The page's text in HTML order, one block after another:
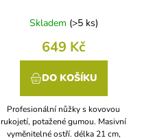
Skladem (>5 ks)
649 Kč
DO KOŠÍKU
Profesionální nůžky s kovovou
rukojetí, potažené gumou. Masivní
vyměnitelné ostří. délka 21 cm,